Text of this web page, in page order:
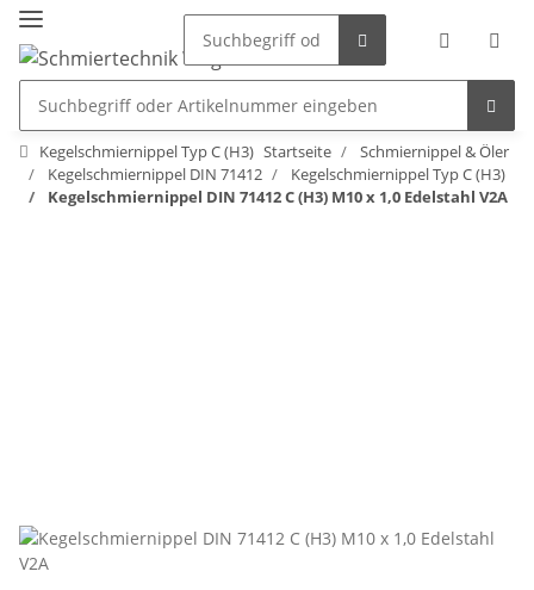
Kegelschmiernippel Typ C (H3) Startseite
Schmiernippel & Öler
Kegelschmiernippel DIN 71412
Kegelschmiernippel Typ C (H3)
Kegelschmiernippel DIN 71412 C (H3) M10 x 1,0 Edelstahl V2A